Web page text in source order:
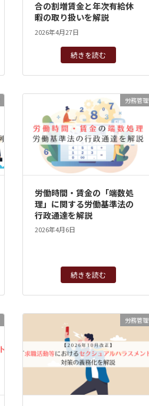
合の割増賃金と年次有給休
暇の取り扱いを解説
2026年4月27日
続きを読む
労務管理
労働時間・賃金の「端数処
理」に関する労働基準法の
行政通達を解説
2026年4月6日
続きを読む
労務管理